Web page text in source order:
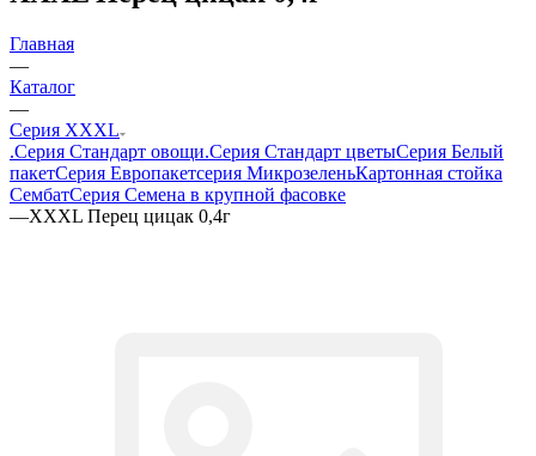
Главная
—
Каталог
—
Серия XXXL
.Серия Стандарт овощи.Серия Стандарт цветыСерия Белый
пакетСерия Европакетсерия МикрозеленьКартонная стойка
СембатСерия Семена в крупной фасовке
—ХХХL Перец цицак 0,4г